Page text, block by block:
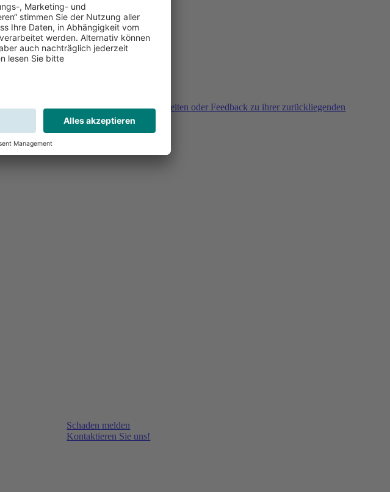
Sie haben Fragen, Unklarheiten oder Feedback zu ihrer zurückliegenden
Buchung?
Schaden melden
Kontaktieren Sie uns!